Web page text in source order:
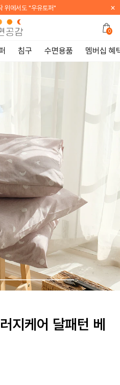
전 품목 10% 할인 쿠폰 증정 ×
0
침구 수면용품 멤버십 혜
지케어 달패턴 베